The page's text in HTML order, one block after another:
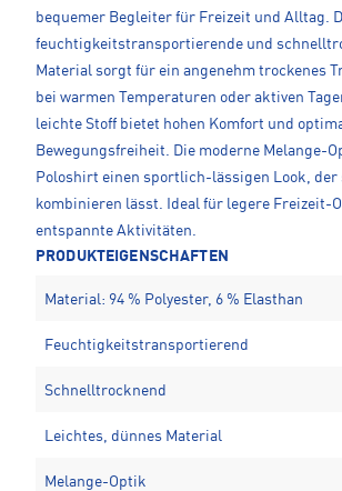
bequemer Begleiter für Freizeit und Alltag.
feuchtigkeitstransportierende und
Material sorgt für ein angenehm trockenes
bei warmen Temperaturen oder aktiven
leichte Stoff bietet hohen Komfort und
Bewegungsfreiheit. Die moderne Melange-
Poloshirt einen sportlich-lässigen Look, der
kombinieren lässt. Ideal für legere Freizeit-
entspannte Aktivitäten.
PRODUKTEIGENSCHAFTEN
Material: 94 % Polyester, 6 % Elasthan
Feuchtigkeitstransportierend
Schnelltrocknend
Leichtes, dünnes Material
Melange-Optik